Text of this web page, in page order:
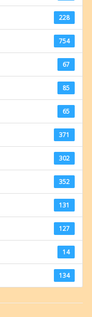
228
754
67
85
65
371
302
352
131
127
14
134